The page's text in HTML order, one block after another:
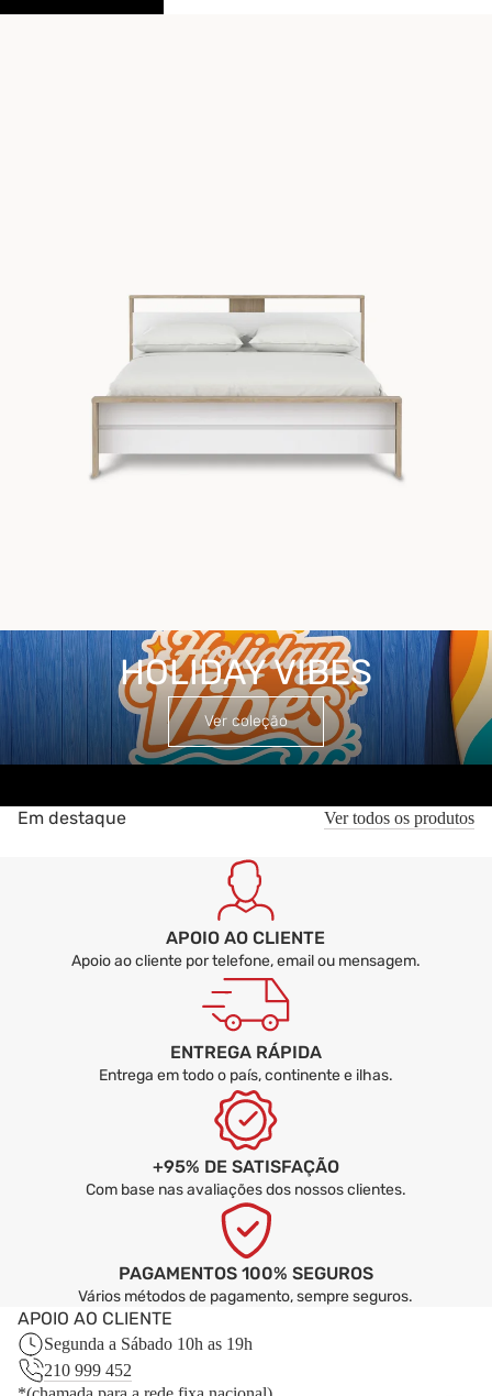
HOLIDAY VIBES
HOLIDAY VIBES
Ver coleção
Em destaque Ver todos os produtos
APOIO AO CLIENTE
Apoio ao cliente por telefone, email ou mensagem.
ENTREGA RÁPIDA
Entrega em todo o país, continente e ilhas.
+95% DE SATISFAÇÃO
Com base nas avaliações dos nossos clientes.
PAGAMENTOS 100% SEGUROS
Vários métodos de pagamento, sempre seguros.
APOIO AO CLIENTE
Segunda a Sábado 10h as 19h
210 999 452